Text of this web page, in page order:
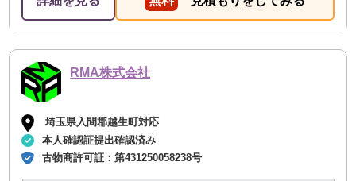
RMA株式会社
埼玉県入間郡越生町対応
本人確認証提出確認済み
古物商許可証：第431250058238号